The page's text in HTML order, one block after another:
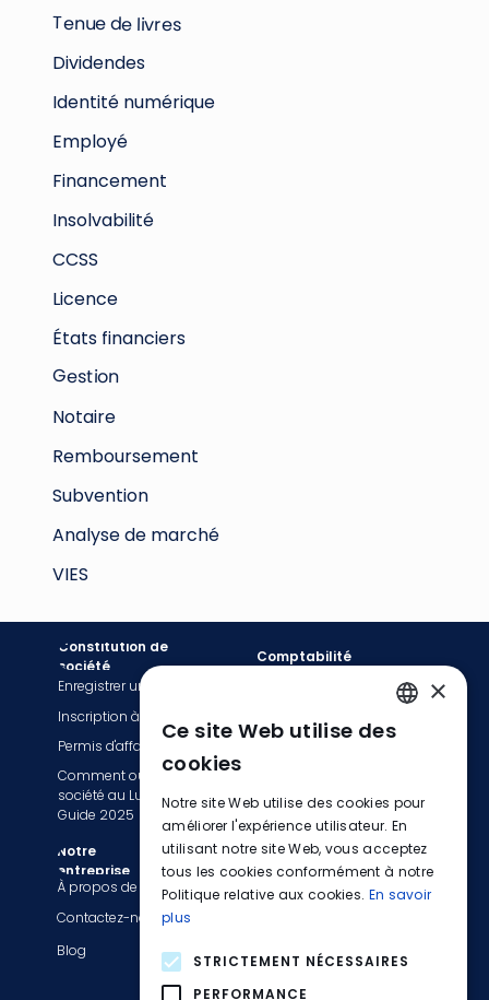
Tenue de livres
Dividendes
Identité numérique
Financement
Licence
États financiers
CCSS
Insolvabilité
VIES
Analyse de marché
Subvention
Remboursement
Notaire
Gestion
Employé
restreintes
Constitution de
société
Informations légales
Notre
entreprise
Comptabilité
Passez à EasyBiz
Services de facturation
Services de paie
Blog
Contactez-nous
À propos de nous
Enregistrer une société
Inscription à la TVA
Permis d'affaires
Comment ouvrir une
société au Luxembourg :
Guide 2025
ENGLISH
GERMAN
×
Ce site Web utilise des
cookies
Notre site Web utilise des cookies pour
améliorer l'expérience utilisateur. En
utilisant notre site Web, vous acceptez
tous les cookies conformément à notre
Politique relative aux cookies. En savoir
plus
STRICTEMENT NÉCESSAIRES
PERFORMANCE